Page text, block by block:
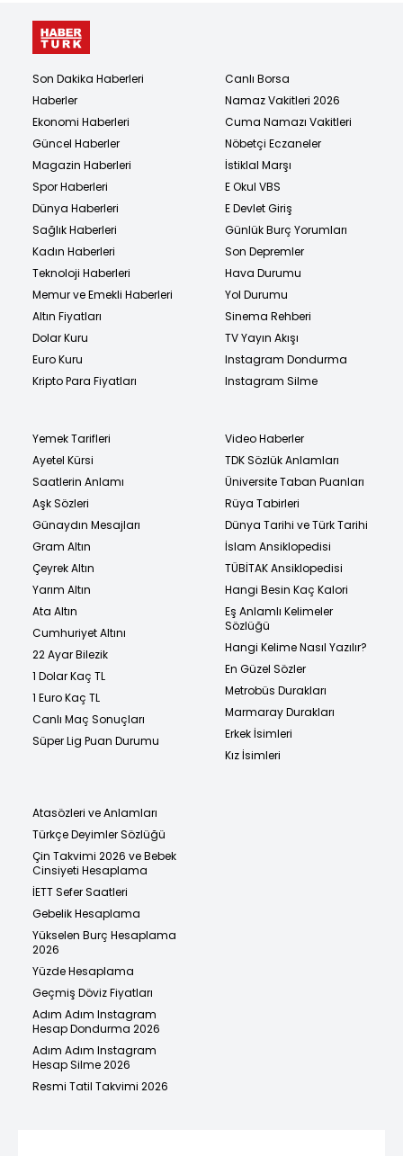
Son Dakika Haberleri
Haberler
Ekonomi Haberleri
Güncel Haberler
Magazin Haberleri
Spor Haberleri
Dünya Haberleri
Sağlık Haberleri
Kadın Haberleri
Teknoloji Haberleri
Memur ve Emekli Haberleri
Altın Fiyatları
Dolar Kuru
Euro Kuru
Kripto Para Fiyatları
Canlı Borsa
Namaz Vakitleri 2026
Cuma Namazı Vakitleri
Nöbetçi Eczaneler
İstiklal Marşı
E Okul VBS
E Devlet Giriş
Günlük Burç Yorumları
Son Depremler
Hava Durumu
Yol Durumu
Sinema Rehberi
TV Yayın Akışı
Instagram Dondurma
Instagram Silme
Yemek Tarifleri
Ayetel Kürsi
Saatlerin Anlamı
Aşk Sözleri
Günaydın Mesajları
Gram Altın
Çeyrek Altın
Yarım Altın
Ata Altın
Cumhuriyet Altını
22 Ayar Bilezik
1 Dolar Kaç TL
1 Euro Kaç TL
Canlı Maç Sonuçları
Süper Lig Puan Durumu
Video Haberler
TDK Sözlük Anlamları
Üniversite Taban Puanları
Rüya Tabirleri
Dünya Tarihi ve Türk Tarihi
İslam Ansiklopedisi
TÜBİTAK Ansiklopedisi
Hangi Besin Kaç Kalori
Eş Anlamlı Kelimeler
Sözlüğü
Hangi Kelime Nasıl Yazılır?
En Güzel Sözler
Metrobüs Durakları
Marmaray Durakları
Erkek İsimleri
Kız İsimleri
Atasözleri ve Anlamları
Türkçe Deyimler Sözlüğü
Çin Takvimi 2026 ve Bebek
Cinsiyeti Hesaplama
İETT Sefer Saatleri
Gebelik Hesaplama
Yükselen Burç Hesaplama
2026
Yüzde Hesaplama
Geçmiş Döviz Fiyatları
Adım Adım Instagram
Hesap Dondurma 2026
Adım Adım Instagram
Hesap Silme 2026
Resmi Tatil Takvimi 2026